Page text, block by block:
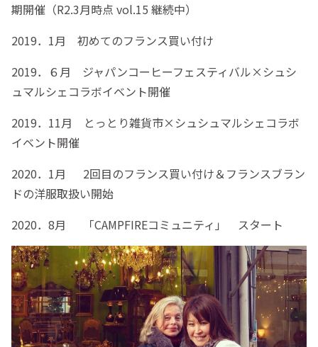
期開催（R2.3月時点 vol.15 継続中）
2019．1月 初めてのフランス買い付け
2019．６月 ジャパンコーヒーフェスティバル×シュシ
ュマルシェコラボイベント開催
2019．11月 とっとり雑貨市×シュシュマルシェコラボ
イベント開催
2020．1月 2回目のフランス買い付け＆フランスブラン
ドの洋服取扱い開始
2020．8月 「CAMPFIREコミュニティ」 スタート